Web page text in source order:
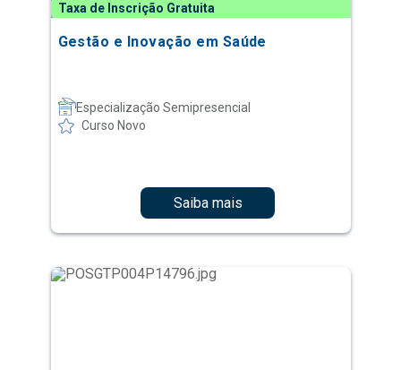
Taxa de Inscrição Gratuita
Gestão e Inovação em Saúde
Especialização Semipresencial
Curso Novo
Saiba mais